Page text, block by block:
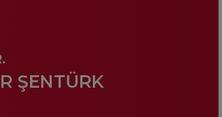
ŞENTÜRK